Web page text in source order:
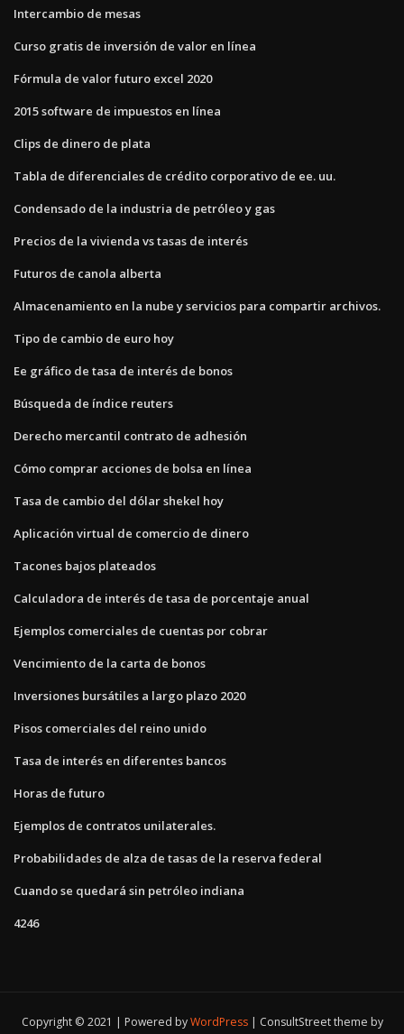
Intercambio de mesas
Curso gratis de inversión de valor en línea
Fórmula de valor futuro excel 2020
2015 software de impuestos en línea
Clips de dinero de plata
Tabla de diferenciales de crédito corporativo de ee. uu.
Condensado de la industria de petróleo y gas
Precios de la vivienda vs tasas de interés
Futuros de canola alberta
Almacenamiento en la nube y servicios para compartir archivos.
Tipo de cambio de euro hoy
Ee gráfico de tasa de interés de bonos
Búsqueda de índice reuters
Derecho mercantil contrato de adhesión
Cómo comprar acciones de bolsa en línea
Tasa de cambio del dólar shekel hoy
Aplicación virtual de comercio de dinero
Tacones bajos plateados
Calculadora de interés de tasa de porcentaje anual
Ejemplos comerciales de cuentas por cobrar
Vencimiento de la carta de bonos
Inversiones bursátiles a largo plazo 2020
Pisos comerciales del reino unido
Tasa de interés en diferentes bancos
Horas de futuro
Ejemplos de contratos unilaterales.
Probabilidades de alza de tasas de la reserva federal
Cuando se quedará sin petróleo indiana
4246
Copyright © 2021 | Powered byWordPress
ConsultStreet theme by